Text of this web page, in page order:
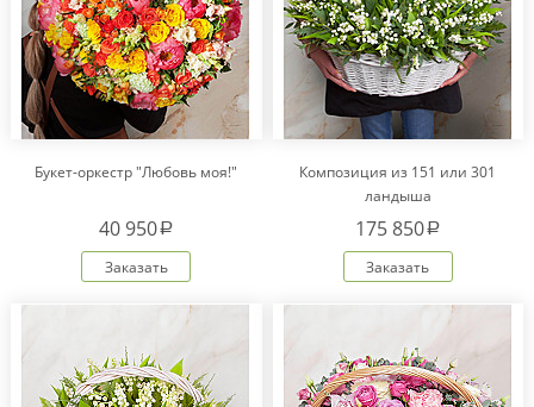
Букет-оркестр "Любовь моя!"
40 950a
Заказать
Композиция из 151 или 301
ландыша
175 850a
Заказать